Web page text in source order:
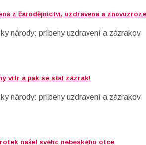
z čarodějnictví, uzdravena a
národy: príbehy uzdravení a zázrakov
vítr a pak se stal zázrak!
národy: príbehy uzdravení a zázrakov
našel svého nebeského otce